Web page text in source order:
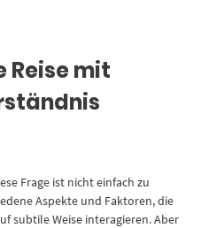
Reise mit
Frage ist nicht einfach zu
Aspekte und Faktoren, die
subtile Weise interagieren. Aber